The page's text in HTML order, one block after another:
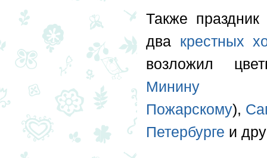
Также
два крестных
возложил
Минину
Пожарскому),
Петербурге и